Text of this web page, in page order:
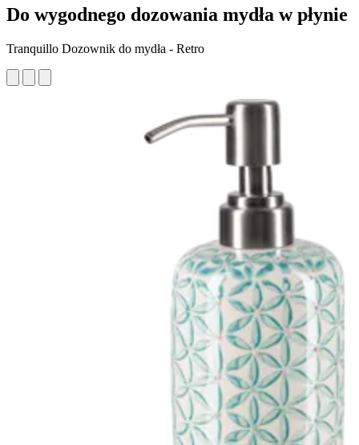
Do wygodnego dozowania mydła w płynie
Tranquillo Dozownik do mydła - Retro